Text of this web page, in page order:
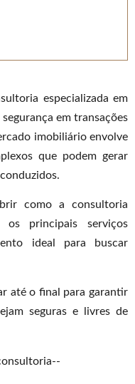
especializada em
em transações
imobiliário envolve
que podem gerar
como a consultoria
principais serviços
ideal para buscar
até o final para garantir
seguras e livres de